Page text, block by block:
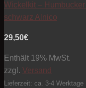
Wickelkit –
schwarz Alnico
29,50€
Enthält 19% MwSt.
zzgl. Versand
Lieferzeit: ca. 3-4 Werktage